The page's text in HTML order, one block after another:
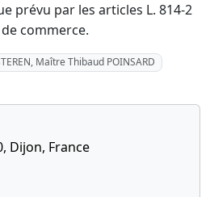
prévu par les articles L. 814-2
commerce.
Maître Thibaud POINSARD
Dijon, France